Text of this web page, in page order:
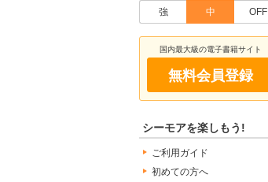
強 中 OFF
国内最大級の電子書籍サイト
無料会員登録
シーモアを楽しもう!
ご利用ガイド
初めての方へ